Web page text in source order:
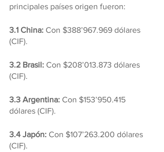
principales países origen fueron:
3.1 China: Con $388’967.969 dólares
(CIF).
3.2 Brasil: Con $208’013.873 dólares
(CIF).
3.3 Argentina: Con $153’950.415
dólares (CIF).
3.4 Japón: Con $107’263.200 dólares
(CIF).